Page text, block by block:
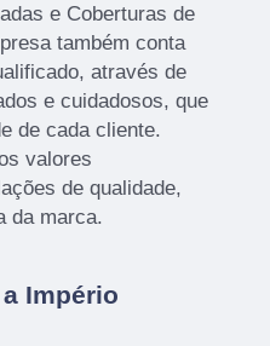
e Coberturas de
também conta
através de
e cuidadosos, que
de cada cliente.
valores
de qualidade,
da marca.
Império